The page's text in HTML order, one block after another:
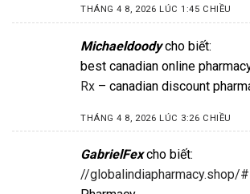
THÁNG 4 8, 2026 LÚC 1:45 CHIỀU
Michaeldoody cho biết:
best canadian online
Rx – canadian discount
THÁNG 4 8, 2026 LÚC 3:26 CHIỀU
GabrielFex cho biết:
//globalindiapharmacy.shop/#